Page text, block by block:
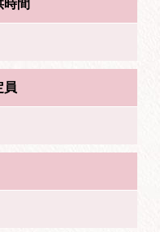
時間
員